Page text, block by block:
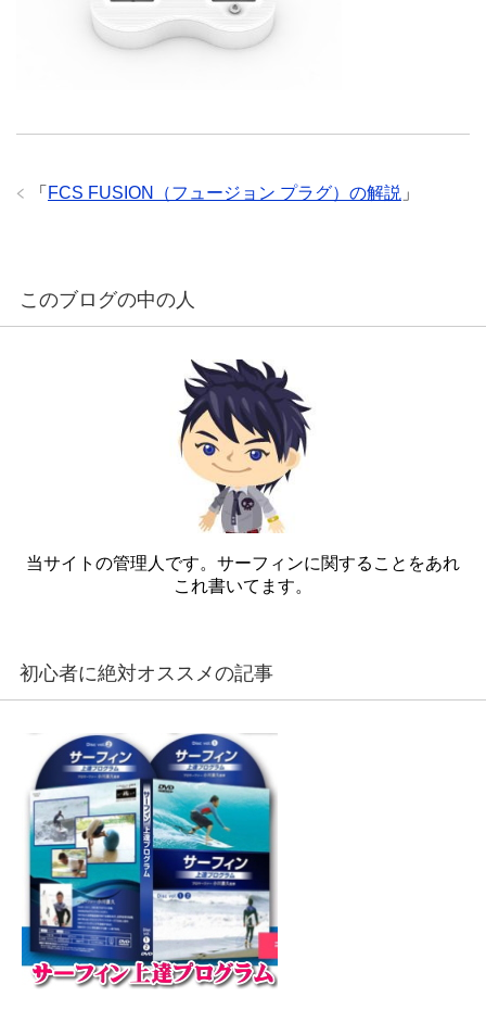
「 FCS FUSION（フュージョン プラグ）の解説 」
このブログの中の人
当サイトの管理人です。サーフィンに関することをあれ
これ書いてます。
初心者に絶対オススメの記事